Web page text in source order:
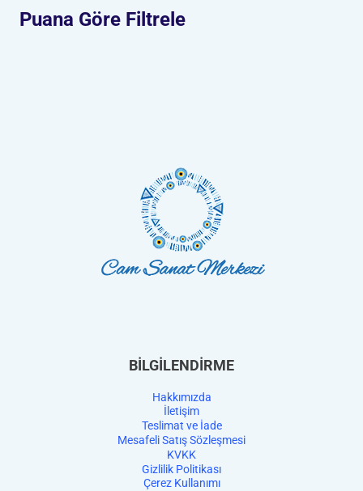
Puana Göre Filtrele
BİLGİLENDİRME
Hakkımızda
İletişim
Teslimat ve İade
Mesafeli Satış Sözleşmesi
KVKK
Gizlilik Politikası
Çerez Kullanımı